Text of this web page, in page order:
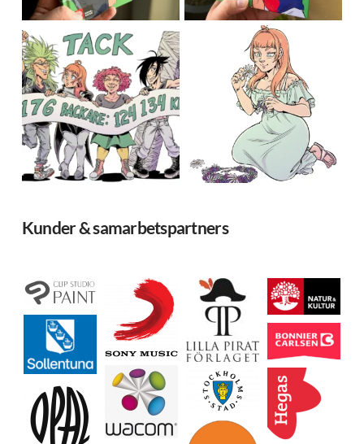
Ladda mer… Följ på Instagram
Kunder & samarbetspartners